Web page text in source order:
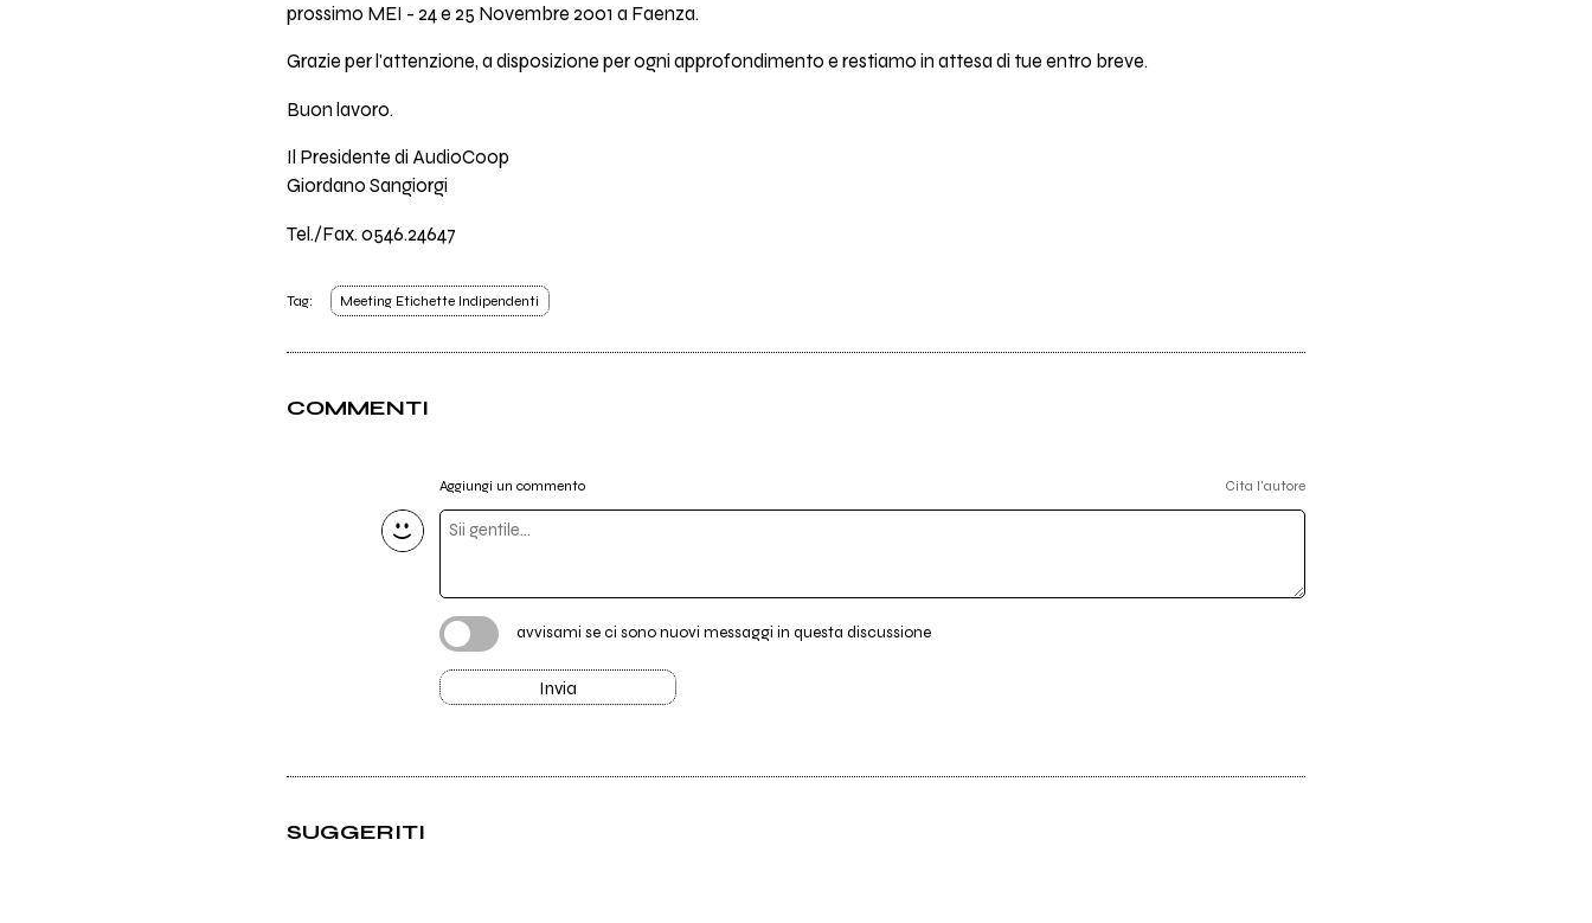
prossimo MEI - 24 e 25 Novembre 2001 a Faenza.
Grazie per l'attenzione, a disposizione per ogni approfondimento e restiamo in attesa di tue entro breve.
Buon lavoro.
Il Presidente di AudioCoop
Giordano Sangiorgi
Tel./Fax. 0546.24647
Tag: Meeting Etichette Indipendenti
COMMENTI
Aggiungi un commento Cita l'autore
avvisami se ci sono nuovi messaggi in questa discussione
Invia
SUGGERITI